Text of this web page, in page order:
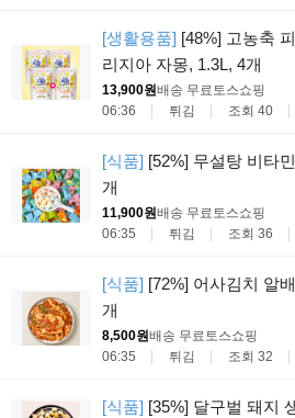
[생활용품] [48%] 고농축
리지아 자몽, 1.3L, 4개
13,900원배송 무료토스쇼핑
06:36
튀김 조회 40
[식품] [52%] 무설탕 비타
개
11,900원배송 무료토스쇼핑
06:35
튀김 조회 36
[식품] [72%] 어사김치 알
개
8,500원배송 무료토스쇼핑
06:35
튀김 조회 32
[식품] [35%] 달구벌 돼지